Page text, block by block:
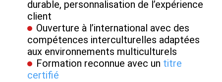
durable, personnalisation de l’expérience
client
Ouverture à l’international avec des
compétences interculturelles adaptées
aux environnements multiculturels
Formation reconnue avec un titre
certifié